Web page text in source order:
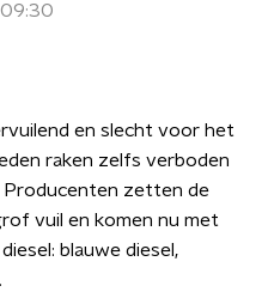
en slecht voor het
raken zelfs verboden
Producenten zetten de
vuil en komen nu met
blauwe diesel,